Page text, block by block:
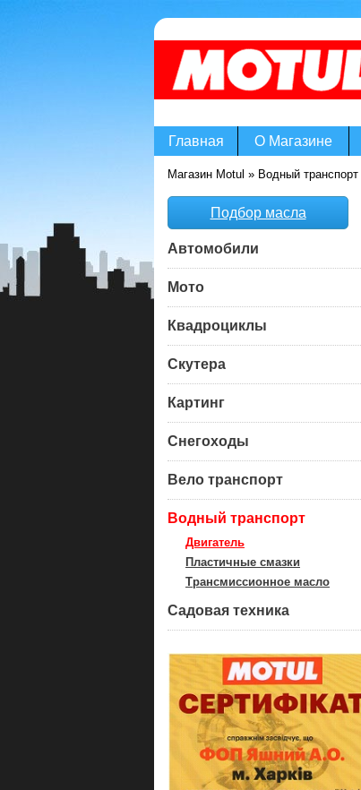
Магазин Motul » Водный транспорт
Подбор масла
Автомобили
Мото
Квадроциклы
Скутера
Картинг
Снегоходы
Вело транспорт
Водный транспорт
Двигатель
Пластичные смазки
Трансмиссионное масло
Садовая техника
Главная О Магазине